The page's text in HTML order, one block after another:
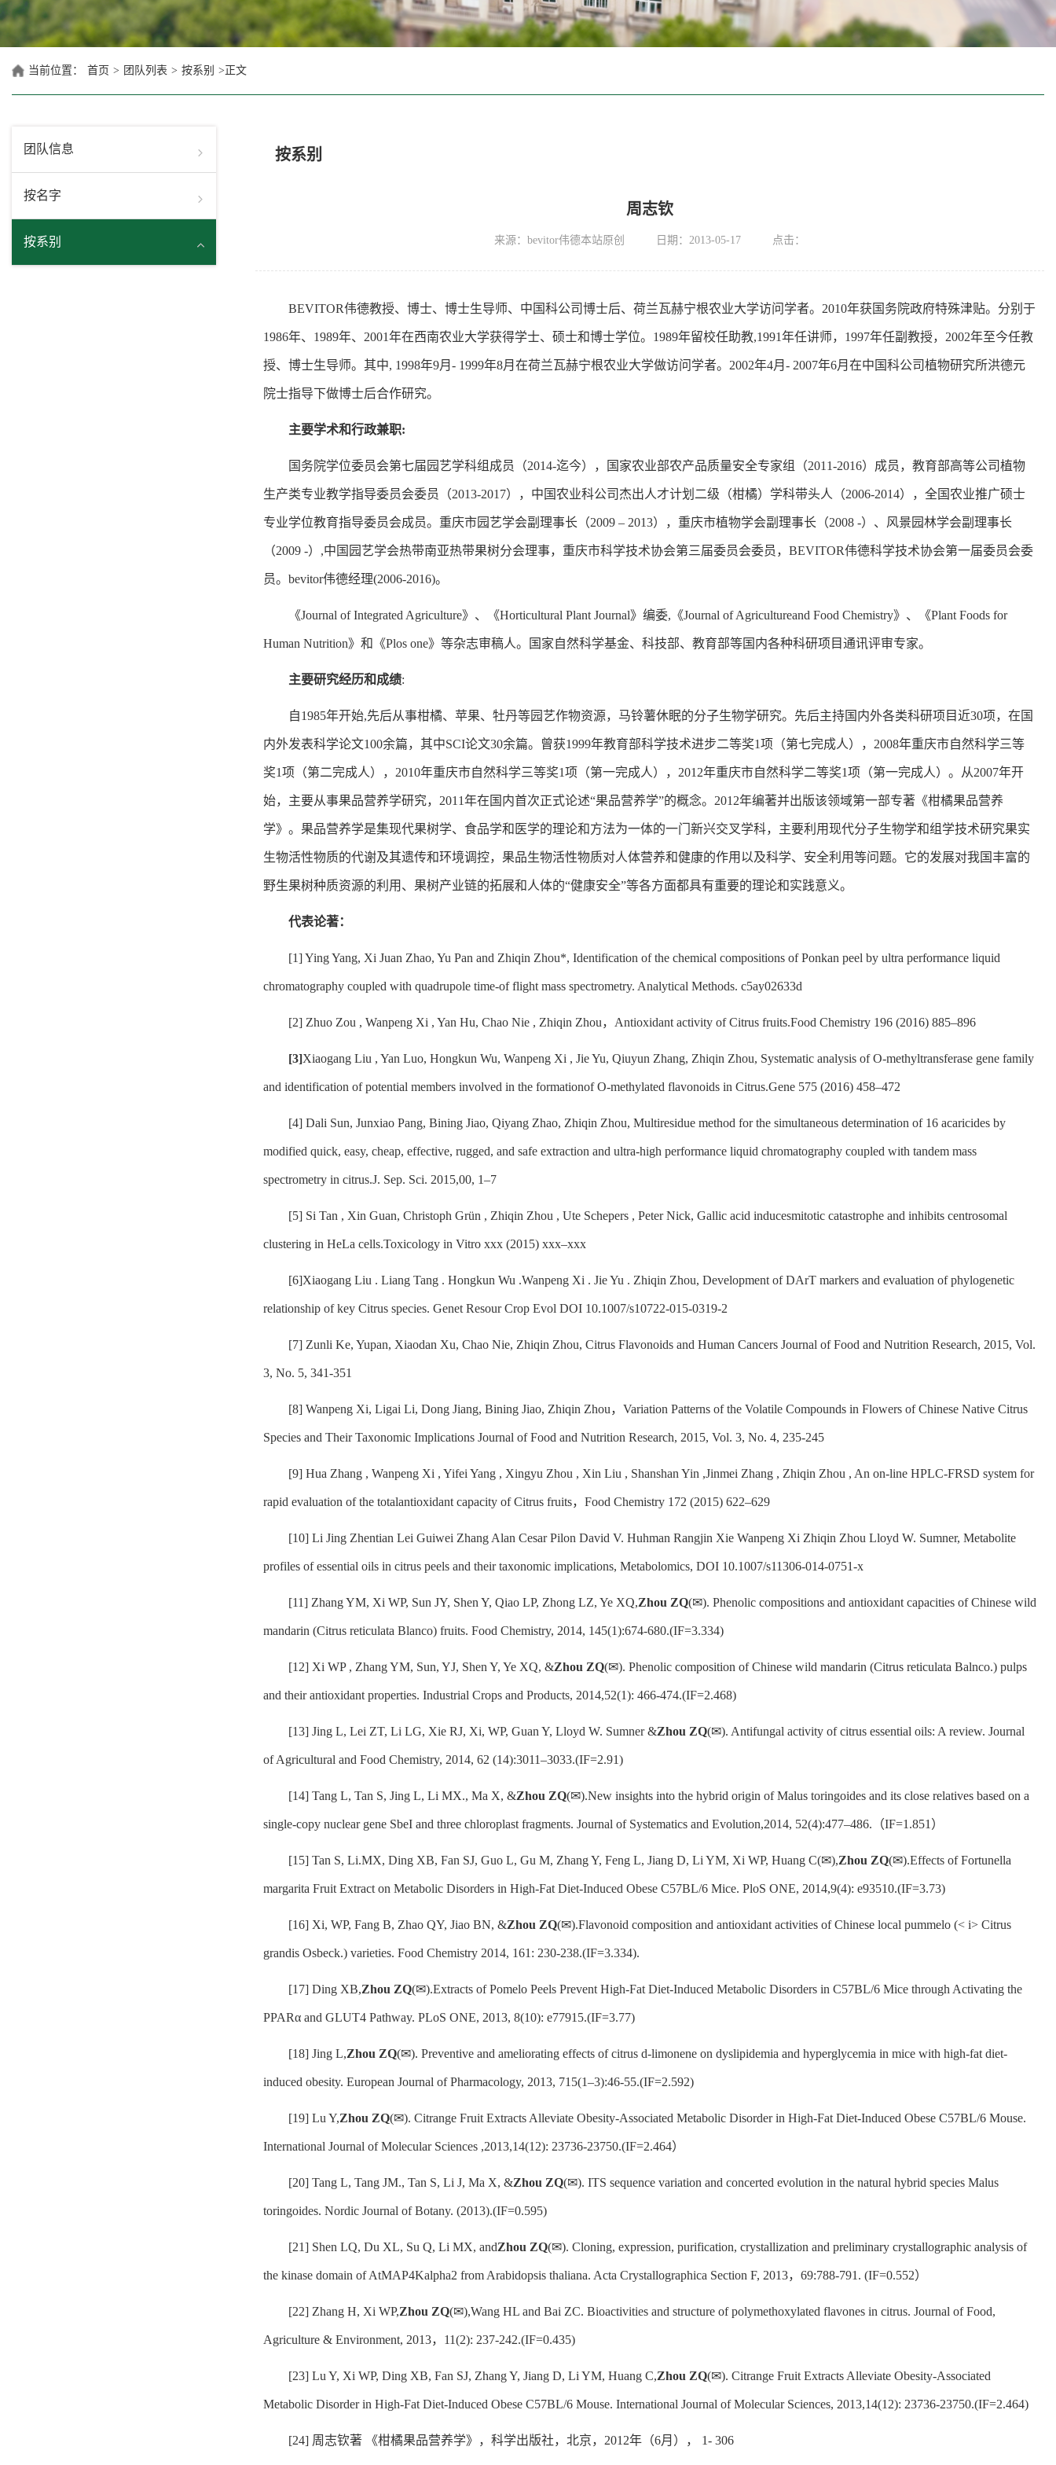
当前位置： 首页 > 团队列表 > 按系别 > 正文
团队信息
按名字
按系别
按系别
周志钦
来源：bevitor伟德本站原创 日期：2013-05-17 点击：
BEVITOR伟德教授、博士、博士生导师、中国科公司博士后、荷兰瓦赫宁根农业大学访问学者。2010年获国务院政府特殊津贴。分别于
1986年、1989年、2001年在西南农业大学获得学士、硕士和博士学位。1989年留校任助教,1991年任讲师，1997年任副教授，2002年至今任教
授、博士生导师。其中, 1998年9月- 1999年8月在荷兰瓦赫宁根农业大学做访问学者。2002年4月- 2007年6月在中国科公司植物研究所洪德元
院士指导下做博士后合作研究。
主要学术和行政兼职:
国务院学位委员会第七届园艺学科组成员（2014-迄今），国家农业部农产品质量安全专家组（2011-2016）成员，教育部高等公司植物
生产类专业教学指导委员会委员（2013-2017），中国农业科公司杰出人才计划二级（柑橘）学科带头人（2006-2014），全国农业推广硕士
专业学位教育指导委员会成员。重庆市园艺学会副理事长（2009 – 2013），重庆市植物学会副理事长（2008 -）、风景园林学会副理事长
（2009 -）,中国园艺学会热带南亚热带果树分会理事，重庆市科学技术协会第三届委员会委员，BEVITOR伟德科学技术协会第一届委员会委
员。bevitor伟德经理(2006-2016)。
《Journal of Integrated Agriculture》、《Horticultural Plant Journal》编委,《Journal of Agricultureand Food Chemistry》、《Plant Foods for
Human Nutrition》和《Plos one》等杂志审稿人。国家自然科学基金、科技部、教育部等国内各种科研项目通讯评审专家。
主要研究经历和成绩:
自1985年开始,先后从事柑橘、苹果、牡丹等园艺作物资源，马铃薯休眠的分子生物学研究。先后主持国内外各类科研项目近30项，在国
内外发表科学论文100余篇，其中SCI论文30余篇。曾获1999年教育部科学技术进步二等奖1项（第七完成人），2008年重庆市自然科学三等
奖1项（第二完成人），2010年重庆市自然科学三等奖1项（第一完成人），2012年重庆市自然科学二等奖1项（第一完成人）。从2007年开
始，主要从事果品营养学研究，2011年在国内首次正式论述“果品营养学”的概念。2012年编著并出版该领域第一部专著《柑橘果品营养
学》。果品营养学是集现代果树学、食品学和医学的理论和方法为一体的一门新兴交叉学科，主要利用现代分子生物学和组学技术研究果实
生物活性物质的代谢及其遗传和环境调控，果品生物活性物质对人体营养和健康的作用以及科学、安全利用等问题。它的发展对我国丰富的
野生果树种质资源的利用、果树产业链的拓展和人体的“健康安全”等各方面都具有重要的理论和实践意义。
代表论著：
[1] Ying Yang, Xi Juan Zhao, Yu Pan and Zhiqin Zhou*, Identification of the chemical compositions of Ponkan peel by ultra performance liquid
chromatography coupled with quadrupole time-of flight mass spectrometry. Analytical Methods. c5ay02633d
[2] Zhuo Zou , Wanpeng Xi , Yan Hu, Chao Nie , Zhiqin Zhou，Antioxidant activity of Citrus fruits.Food Chemistry 196 (2016) 885–896
[3]Xiaogang Liu , Yan Luo, Hongkun Wu, Wanpeng Xi , Jie Yu, Qiuyun Zhang, Zhiqin Zhou, Systematic analysis of O-methyltransferase gene family
and identification of potential members involved in the formationof O-methylated flavonoids in Citrus.Gene 575 (2016) 458–472
[4] Dali Sun, Junxiao Pang, Bining Jiao, Qiyang Zhao, Zhiqin Zhou, Multiresidue method for the simultaneous determination of 16 acaricides by
modified quick, easy, cheap, effective, rugged, and safe extraction and ultra-high performance liquid chromatography coupled with tandem mass
spectrometry in citrus.J. Sep. Sci. 2015,00, 1–7
[5] Si Tan , Xin Guan, Christoph Grün , Zhiqin Zhou , Ute Schepers , Peter Nick, Gallic acid inducesmitotic catastrophe and inhibits centrosomal
clustering in HeLa cells.Toxicology in Vitro xxx (2015) xxx–xxx
[6]Xiaogang Liu . Liang Tang . Hongkun Wu .Wanpeng Xi . Jie Yu . Zhiqin Zhou, Development of DArT markers and evaluation of phylogenetic
relationship of key Citrus species. Genet Resour Crop Evol DOI 10.1007/s10722-015-0319-2
[7] Zunli Ke, Yupan, Xiaodan Xu, Chao Nie, Zhiqin Zhou, Citrus Flavonoids and Human Cancers Journal of Food and Nutrition Research, 2015, Vol.
3, No. 5, 341-351
[8] Wanpeng Xi, Ligai Li, Dong Jiang, Bining Jiao, Zhiqin Zhou，Variation Patterns of the Volatile Compounds in Flowers of Chinese Native Citrus
Species and Their Taxonomic Implications Journal of Food and Nutrition Research, 2015, Vol. 3, No. 4, 235-245
[9] Hua Zhang , Wanpeng Xi , Yifei Yang , Xingyu Zhou , Xin Liu , Shanshan Yin ,Jinmei Zhang , Zhiqin Zhou , An on-line HPLC-FRSD system for
rapid evaluation of the totalantioxidant capacity of Citrus fruits，Food Chemistry 172 (2015) 622–629
[10] Li Jing Zhentian Lei Guiwei Zhang Alan Cesar Pilon David V. Huhman Rangjin Xie Wanpeng Xi Zhiqin Zhou Lloyd W. Sumner, Metabolite
profiles of essential oils in citrus peels and their taxonomic implications, Metabolomics, DOI 10.1007/s11306-014-0751-x
[11] Zhang YM, Xi WP, Sun JY, Shen Y, Qiao LP, Zhong LZ, Ye XQ,Zhou ZQ(✉). Phenolic compositions and antioxidant capacities of Chinese wild
mandarin (Citrus reticulata Blanco) fruits. Food Chemistry, 2014, 145(1):674-680.(IF=3.334)
[12] Xi WP , Zhang YM, Sun, YJ, Shen Y, Ye XQ, &Zhou ZQ(✉). Phenolic composition of Chinese wild mandarin (Citrus reticulata Balnco.) pulps
and their antioxidant properties. Industrial Crops and Products, 2014,52(1): 466-474.(IF=2.468)
[13] Jing L, Lei ZT, Li LG, Xie RJ, Xi, WP, Guan Y, Lloyd W. Sumner &Zhou ZQ(✉). Antifungal activity of citrus essential oils: A review. Journal
of Agricultural and Food Chemistry, 2014, 62 (14):3011–3033.(IF=2.91)
[14] Tang L, Tan S, Jing L, Li MX., Ma X, &Zhou ZQ(✉).New insights into the hybrid origin of Malus toringoides and its close relatives based on a
single‐copy nuclear gene SbeI and three chloroplast fragments. Journal of Systematics and Evolution,2014, 52(4):477–486.（IF=1.851）
[15] Tan S, Li.MX, Ding XB, Fan SJ, Guo L, Gu M, Zhang Y, Feng L, Jiang D, Li YM, Xi WP, Huang C(✉),Zhou ZQ(✉).Effects of Fortunella
margarita Fruit Extract on Metabolic Disorders in High-Fat Diet-Induced Obese C57BL/6 Mice. PloS ONE, 2014,9(4): e93510.(IF=3.73)
[16] Xi, WP, Fang B, Zhao QY, Jiao BN, &Zhou ZQ(✉).Flavonoid composition and antioxidant activities of Chinese local pummelo (< i> Citrus
grandis Osbeck.) varieties. Food Chemistry 2014, 161: 230-238.(IF=3.334).
[17] Ding XB,Zhou ZQ(✉).Extracts of Pomelo Peels Prevent High-Fat Diet-Induced Metabolic Disorders in C57BL/6 Mice through Activating the
PPARα and GLUT4 Pathway. PLoS ONE, 2013, 8(10): e77915.(IF=3.77)
[18] Jing L,Zhou ZQ(✉). Preventive and ameliorating effects of citrus d-limonene on dyslipidemia and hyperglycemia in mice with high-fat diet-
induced obesity. European Journal of Pharmacology, 2013, 715(1–3):46-55.(IF=2.592)
[19] Lu Y,Zhou ZQ(✉). Citrange Fruit Extracts Alleviate Obesity-Associated Metabolic Disorder in High-Fat Diet-Induced Obese C57BL/6 Mouse.
International Journal of Molecular Sciences ,2013,14(12): 23736-23750.(IF=2.464）
[20] Tang L, Tang JM., Tan S, Li J, Ma X, &Zhou ZQ(✉). ITS sequence variation and concerted evolution in the natural hybrid species Malus
toringoides. Nordic Journal of Botany. (2013).(IF=0.595)
[21] Shen LQ, Du XL, Su Q, Li MX, andZhou ZQ(✉). Cloning, expression, purification, crystallization and preliminary crystallographic analysis of
the kinase domain of AtMAP4Kalpha2 from Arabidopsis thaliana. Acta Crystallographica Section F, 2013，69:788-791. (IF=0.552）
[22] Zhang H, Xi WP,Zhou ZQ(✉),Wang HL and Bai ZC. Bioactivities and structure of polymethoxylated flavones in citrus. Journal of Food,
Agriculture & Environment, 2013，11(2): 237-242.(IF=0.435)
[23] Lu Y, Xi WP, Ding XB, Fan SJ, Zhang Y, Jiang D, Li YM, Huang C,Zhou ZQ(✉). Citrange Fruit Extracts Alleviate Obesity-Associated
Metabolic Disorder in High-Fat Diet-Induced Obese C57BL/6 Mouse. International Journal of Molecular Sciences, 2013,14(12): 23736-23750.(IF=2.464)
[24] 周志钦著 《柑橘果品营养学》，科学出版社，北京，2012年（6月）， 1- 306